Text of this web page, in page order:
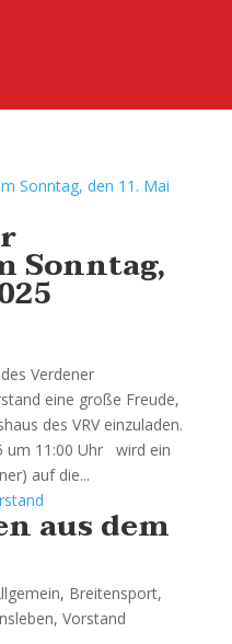
Sonntag,
Verdener
eine große Freude,
des VRV einzuladen.
um 11:00 Uhr wird ein
auf die...
aus dem
, Breitensport,
, Vorstand